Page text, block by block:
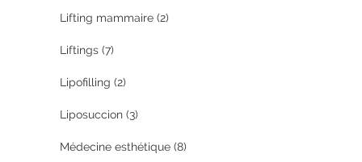
Lifting mammaire (2)
Liftings (7)
Lipofilling (2)
Liposuccion (3)
Médecine esthétique (8)